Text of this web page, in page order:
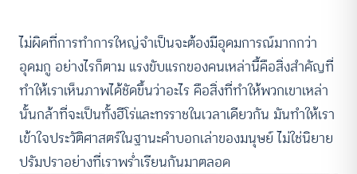
ไม่ผิดที่การทำการใหญ่จำเป็นจะต้องมีอุดมการณ์มากกว่า
อุดมกู อย่างไรก็ตาม แรงขับแรกของคนเหล่านี้คือสิ่งสำคัญที่
ทำให้เราเห็นภาพได้ชัดขึ้นว่าอะไร คือสิ่งที่ทำให้พวกเขาเหล่า
นั้นกล้าที่จะเป็นทั้งฮีโร่และทรราชในเวลาเดียวกัน มันทำให้เรา
เข้าใจประวัติศาสตร์ในฐานะคำบอกเล่าของมนุษย์ ไม่ใช่นิยาย
ปรัมปราอย่างที่เราพร่ำเรียนกันมาตลอด